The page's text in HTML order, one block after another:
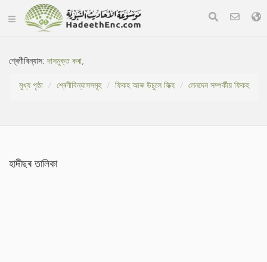
শ্ৰেণীবিন্যাস:দাসমুক্ত কৰা,
মুখ্য পৃষ্ঠা
শ্ৰেণীবিন্যাসসমূহ ফিকহ আৰু উচুলে ফিক্হ লেনদেন সম্পৰ্কীয় ফিকহ
হাদীছৰ তালিকা